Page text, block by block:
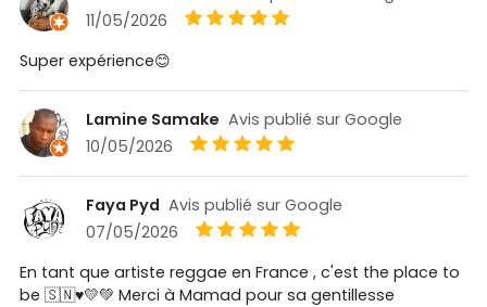
11/05/2026
Super expérience😊
Lamine Samake Avis publié sur Google
10/05/2026
Faya Pyd Avis publié sur Google
07/05/2026
En tant que artiste reggae en France , c'est the place to
be 🇸🇳♥️💛💚 Merci à Mamad pour sa gentillesse